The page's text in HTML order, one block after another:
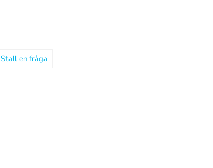
Ställ en fråga